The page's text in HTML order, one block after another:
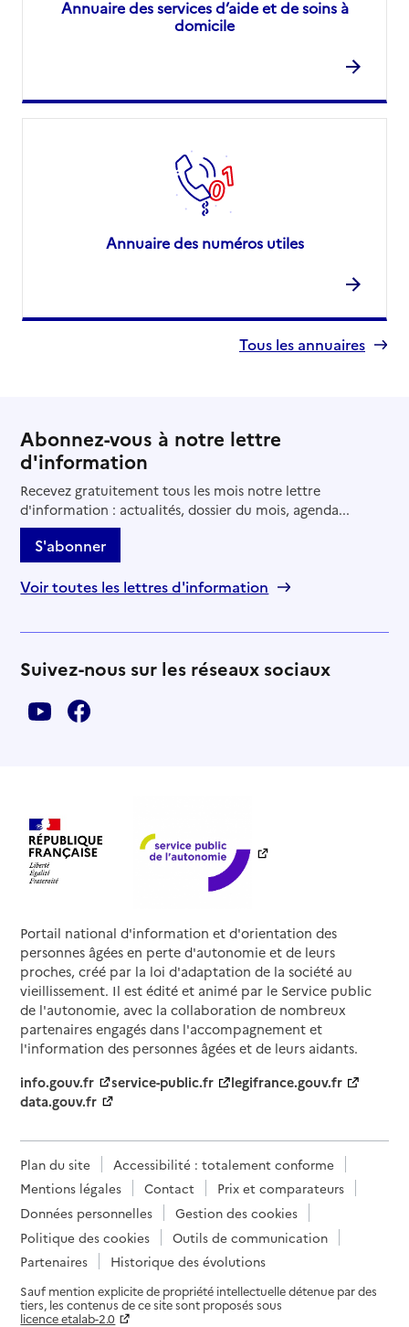
Annuaire des services d’aide et de soins à
domicile
Annuaire des numéros utiles
Tous les annuaires
Abonnez-vous à notre lettre
d'information
Recevez gratuitement tous les mois notre lettre
d'information : actualités, dossier du mois, agenda...
S'abonner
Voir toutes les lettres d'information
Suivez-nous sur les réseaux sociaux
Portail national d'information et d'orientation des
personnes âgées en perte d'autonomie et de leurs
proches, créé par la loi d'adaptation de la société au
vieillissement. Il est édité et animé par le Service public
de l'autonomie, avec la collaboration de nombreux
partenaires engagés dans l'accompagnement et
l'information des personnes âgées et de leurs aidants.
info.gouv.fr
service-public.fr
legifrance.gouv.fr
data.gouv.fr
Plan du site
Accessibilité : totalement conforme
Mentions légales
Contact
Prix et comparateurs
Données personnelles
Gestion des cookies
Politique des cookies
Outils de communication
Partenaires
Historique des évolutions
Sauf mention explicite de propriété intellectuelle détenue par des
tiers, les contenus de ce site sont proposés sous
licence etalab-2.0